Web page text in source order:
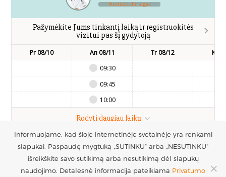
Plastikos chirurgas
Pažymėkite Jums tinkantį laiką ir registruokitės
vizitui pas šį gydytoją
Pr 08/10
An 08/11
09:30
09:45
10:00
Tr 08/12 Kt
Rodyti daugiau laikų
Registruotis vizitui
UAB Estetinės
chirurgijos centras +370 686 33217
Informuojame, kad šioje internetinėje svetainėje yra renkami
slapukai. Paspaudę mygtuką „SUTINKU“ arba „NESUTINKU“
išreikškite savo sutikimą arba nesutikimą dėl slapukų
naudojimo. Detalesnė informacija pateikiama Privatumo